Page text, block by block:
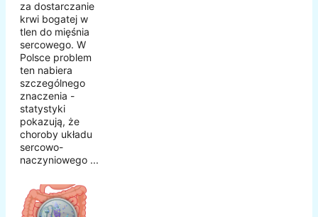
za dostarczanie
krwi bogatej w
tlen do mięśnia
sercowego. W
Polsce problem
ten nabiera
szczególnego
znaczenia -
statystyki
pokazują, że
choroby układu
sercowo-
naczyniowego ...